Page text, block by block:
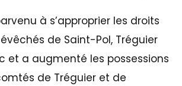
à s’approprier les droits
de Saint-Pol, Tréguier
et a augmenté les possessions
de Tréguier et de